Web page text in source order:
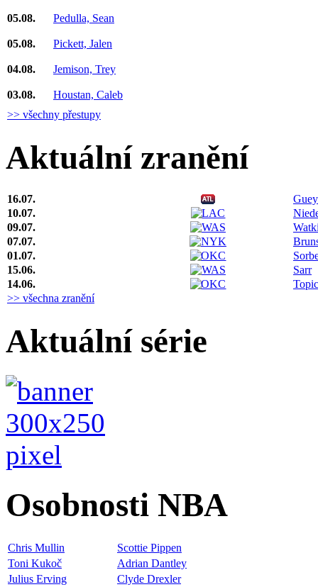
05.08. Pedulla, Sean
05.08. Pickett, Jalen
04.08. Jemison, Trey
03.08.
Houstan, Caleb
>> všechny přestupy
Aktuální zranění
16.07.
10.07.
09.07.
07.07.
01.07.
15.06.
Sarr
14.06.
Topic
>> všechna zranění
Aktuální série
Osobnosti NBA
Chris Mullin
Scottie Pippen
Toni Kukoč
Adrian Dantley
Julius Erving
Clyde Drexler